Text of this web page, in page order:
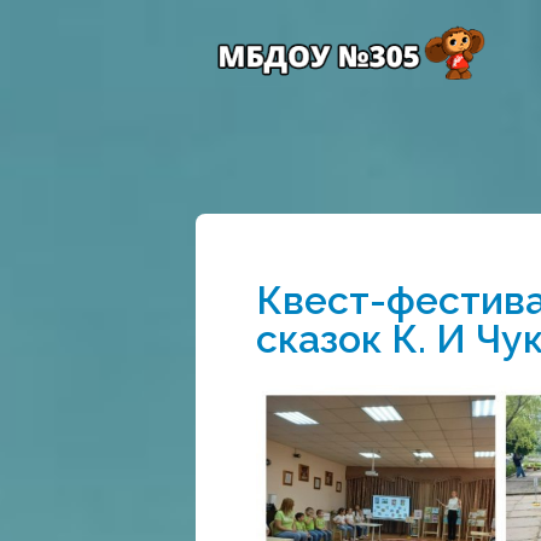
Квест-
сказок К. И